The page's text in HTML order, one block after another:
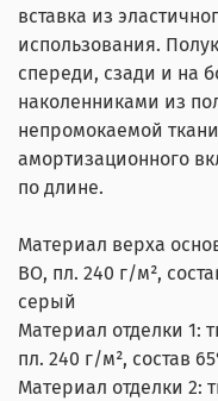
вставка из
использования.
спереди, сзади и на
наколенниками из
непромокаемой
амортизационного
по длине.
Материал верха
ВО, пл. 240 г/м²,
серый
Материал отделки 1:
пл. 240 г/м², состав
Материал отделки 2: